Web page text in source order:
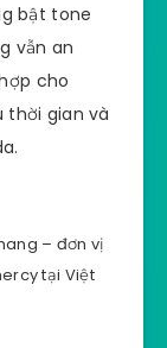
bật tone
vẫn an
cho
thời gian và
– đơn vị
tại Việt